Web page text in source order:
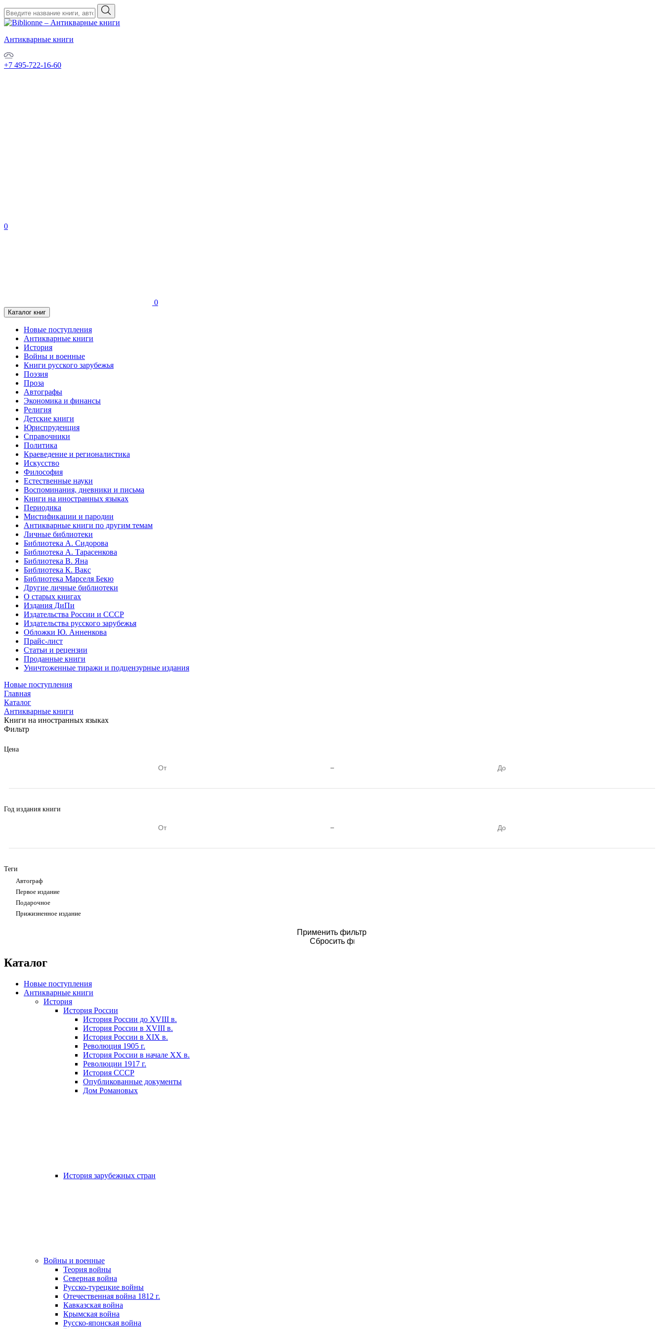
Антикварные книги
+7 495-722-16-60
0
0
Каталог книг
Новые поступления
Антикварные книги
История
Войны и военные
Книги русского зарубежья
Поэзия
Проза
Автографы
Экономика и финансы
Религия
Детские книги
Юриспруденция
Справочники
Политика
Краеведение и регионалистика
Искусство
Философия
Естественные науки
Воспоминания, дневники и письма
Книги на иностранных языках
Периодика
Мистификации и пародии
Антикварные книги по другим темам
Личные библиотеки
Библиотека А. Сидорова
Библиотека А. Тарасенкова
Библиотека В. Яна
Библиотека К. Вакс
Библиотека Марселя Бекю
Другие личные библиотеки
О старых книгах
Издания ДиПи
Издательства России и СССР
Издательства русского зарубежья
Обложки Ю. Анненкова
Прайс-лист
Статьи и рецензии
Проданные книги
Уничтоженные тиражи и подцензурные издания
Новые поступления
Главная
Каталог
Антикварные книги
Книги на иностранных языках
Фильтр
Цена
–
Год издания книги
–
Теги
автограф
первое издание
подарочное
прижизненное издание
Каталог
Новые поступления
Антикварные книги
История
История России
История России до XVIII в.
История России в XVIII в.
История России в XIX в.
Революция 1905 г.
История России в начале XX в.
Революции 1917 г.
История СССР
Опубликованные документы
Дом Романовых
История зарубежных стран
Войны и военные
Теория войны
Северная война
Русско-турецкие войны
Отечественная война 1812 г.
Кавказская война
Крымская война
Русско-японская война